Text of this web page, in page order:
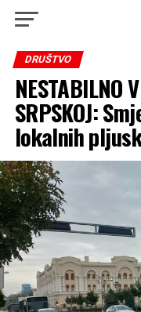
DRUŠTVO
NESTABILNO
SRPSKOJ:
lokalnih